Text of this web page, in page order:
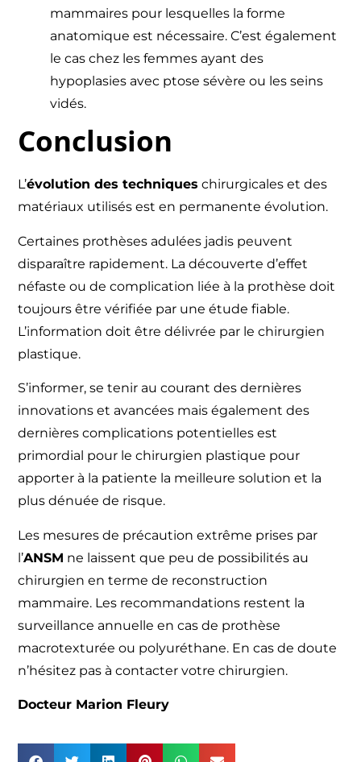
mammaires pour lesquelles la forme
anatomique est nécessaire. C’est également
le cas chez les femmes ayant des
hypoplasies avec ptose sévère ou les seins
vidés.
Conclusion
L’évolution des techniques chirurgicales et des
matériaux utilisés est en permanente évolution.
Certaines prothèses adulées jadis peuvent
disparaître rapidement. La découverte d’effet
néfaste ou de complication liée à la prothèse doit
toujours être vérifiée par une étude fiable.
L’information doit être délivrée par le chirurgien
plastique.
S’informer, se tenir au courant des dernières
innovations et avancées mais également des
dernières complications potentielles est
primordial pour le chirurgien plastique pour
apporter à la patiente la meilleure solution et la
plus dénuée de risque.
Les mesures de précaution extrême prises par
l’ANSM ne laissent que peu de possibilités au
chirurgien en terme de reconstruction
mammaire. Les recommandations restent la
surveillance annuelle en cas de prothèse
macrotexturée ou polyuréthane. En cas de doute
n’hésitez pas à contacter votre chirurgien.
Docteur Marion Fleury